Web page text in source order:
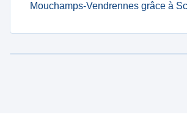
Mouchamps-Vendrennes grâce à